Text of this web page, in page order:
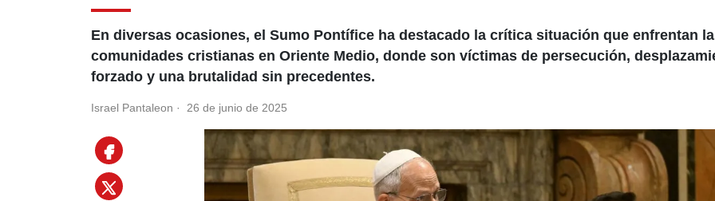
En diversas ocasiones, el Sumo Pontífice ha destacado la crítica situación que enfrentan
comunidades cristianas en Oriente Medio, donde son víctimas de persecución,
forzado y una brutalidad sin precedentes.
Israel Pantaleon · 26 de junio de 2025